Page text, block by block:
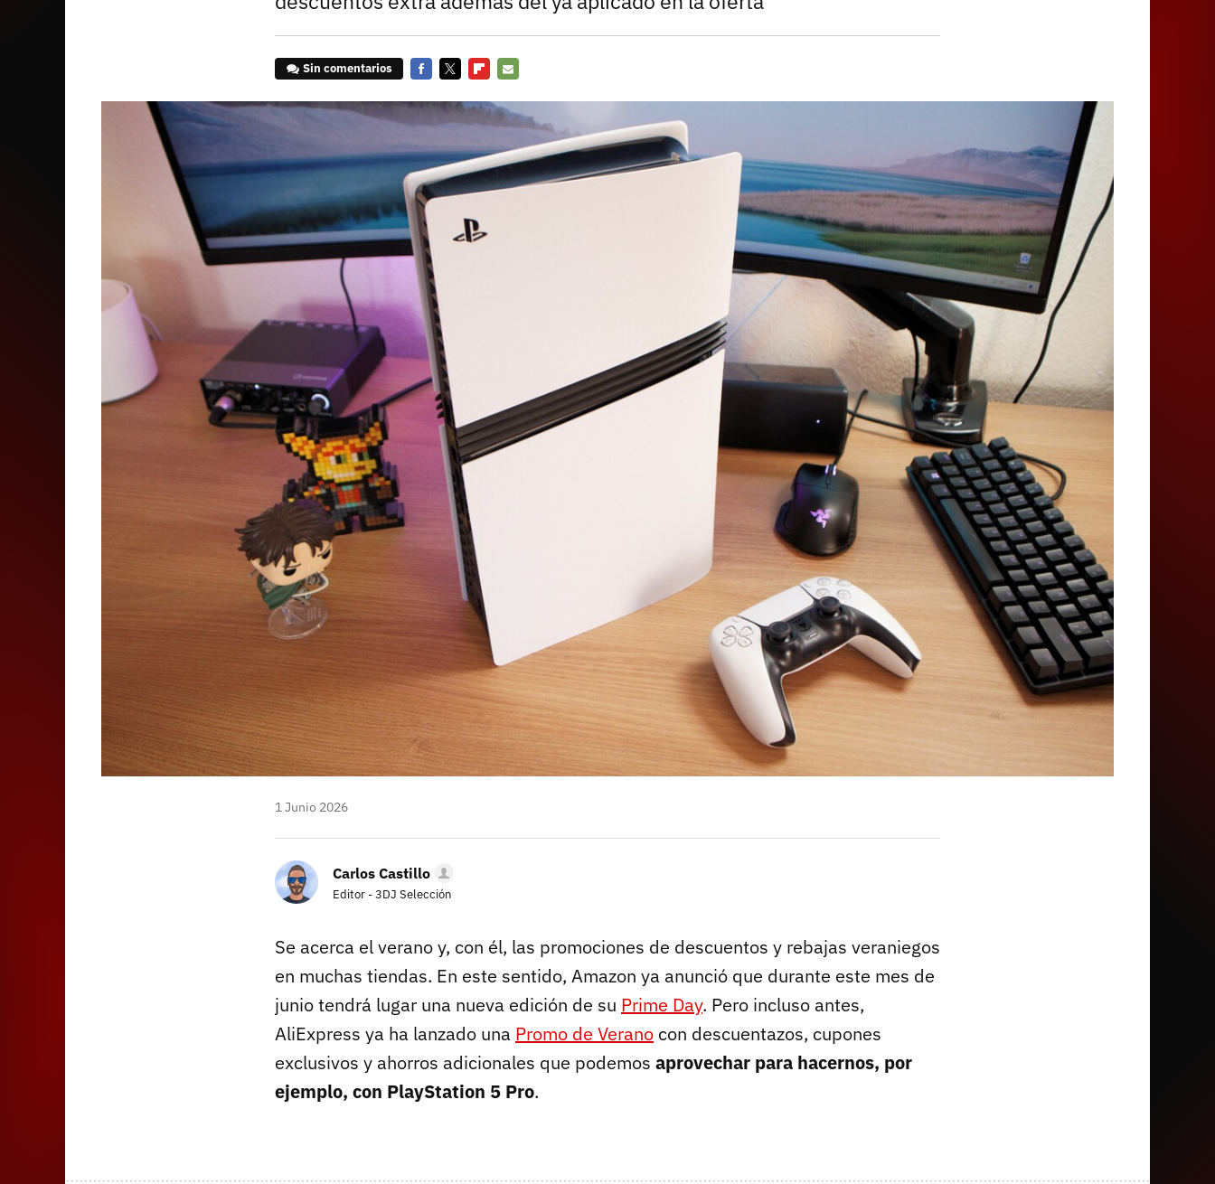
Sin comentarios
mail
1 Junio 2026
Carlos Castillo
Editor - 3DJ Selección
Se acerca el verano y, con él, las promociones de descuentos y rebajas veraniegos
en muchas tiendas. En este sentido, Amazon ya anunció que durante este mes de
junio tendrá lugar una nueva edición de su Prime Day. Pero incluso antes,
AliExpress ya ha lanzado una Promo de Verano con descuentazos, cupones
exclusivos y ahorros adicionales que podemos aprovechar para hacernos, por
ejemplo, con PlayStation 5 Pro.